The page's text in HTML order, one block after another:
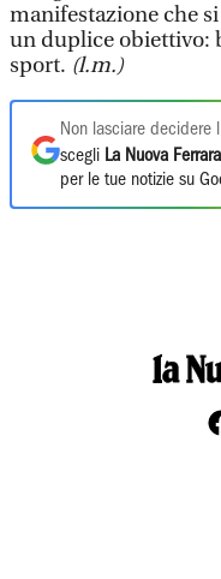
manifestazione che
un duplice obiettivo:
sport. (l.m.)
Non lasciare decidere
scegli La Nuova Ferrara
per le tue notizie su